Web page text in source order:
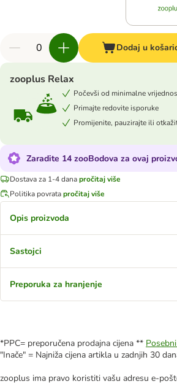
Dodaj u
zooplus Relax
Počevši od minimalne
Primajte redovite isporuke
Promijenite, pauzirajte ili
Zaradite 14 zooBodova za ovaj
Dostava za 1-4 danapročitaj više
Politika povratapročitaj više
Opis proizvoda
Sastojci
Preporuka za hranjenje
*PPC= preporučena prodajna cijena **
"Inače" = Najniža cijena artikla u zadnjih 30
zooplus ima pravo koristiti vašu adresu e-